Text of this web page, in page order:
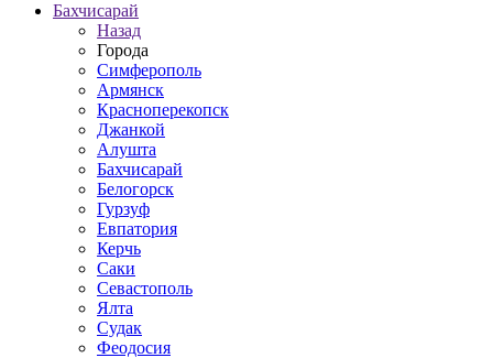
Бахчисарай
Назад
Города
Симферополь
Армянск
Красноперекопск
Джанкой
Алушта
Бахчисарай
Белогорск
Гурзуф
Евпатория
Керчь
Саки
Севастополь
Ялта
Судак
Феодосия